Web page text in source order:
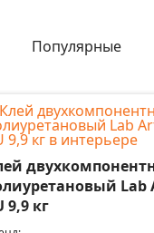
Популярные
Lab
9,9 кг